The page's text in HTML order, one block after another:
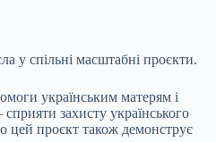
у спільні масштабні проєкти.
українським матерям і
захисту українського
цей проєкт також демонструє